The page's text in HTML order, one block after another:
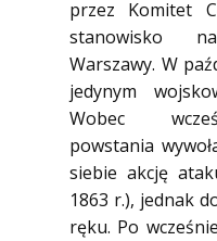
przez Komitet
stanowisko
Warszawy. W
jedynym
Wobec
powstania
siebie akcję
1863 r.), jednak
ręku. Po